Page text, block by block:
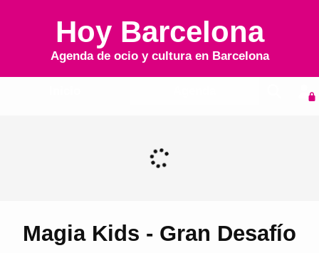
Hoy Barcelona
Agenda de ocio y cultura en Barcelona
Magia Kids - Gran Desafío